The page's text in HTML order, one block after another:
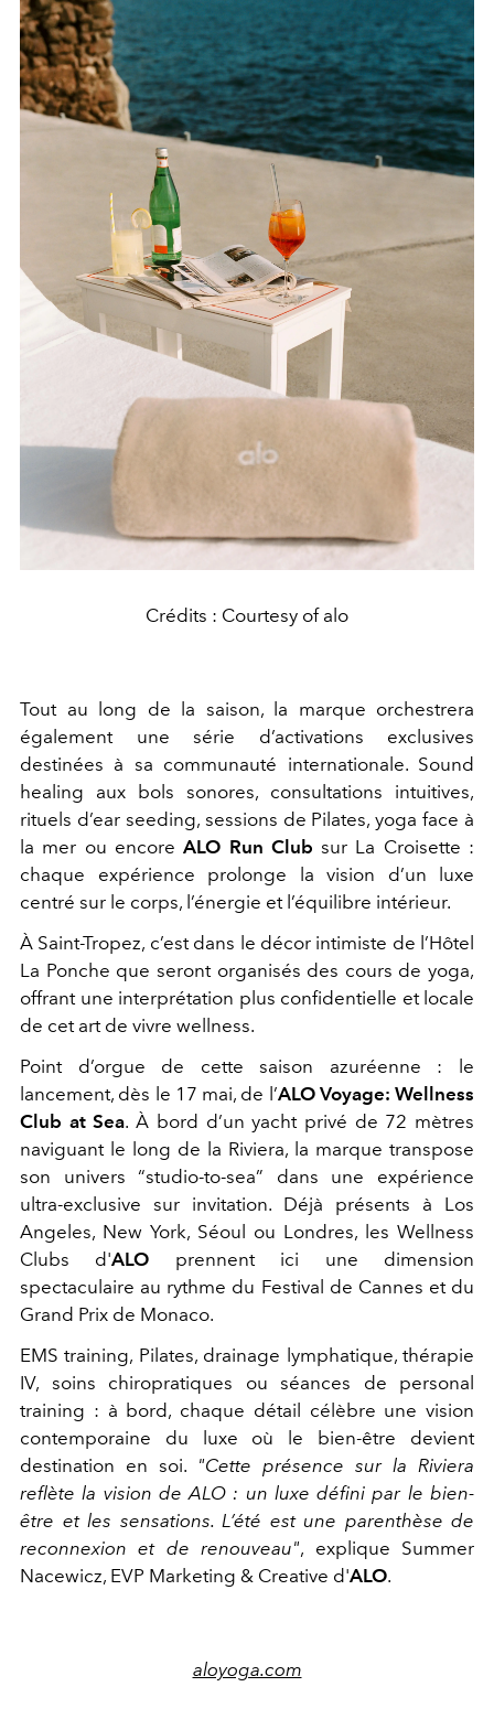
Crédits : Courtesy of alo
Tout au long de la saison, la marque orchestrera
également une série d’activations exclusives
destinées à sa communauté internationale. Sound
healing aux bols sonores, consultations intuitives,
rituels d’ear seeding, sessions de Pilates, yoga face à
la mer ou encoreALO Run Club sur La Croisette :
chaque expérience prolonge la vision d’un luxe
centré sur le corps, l’énergie et l’équilibre intérieur.
À Saint-Tropez, c’est dans le décor intimiste de l’Hôtel
La Ponche que seront organisés des cours de yoga,
offrant une interprétation plus confidentielle et locale
de cet art de vivre wellness.
Point d’orgue de cette saison azuréenne : le
lancement, dès le 17 mai, de l’ALO Voyage: Wellness
Club at Sea. À bord d’un yacht privé de 72 mètres
naviguant le long de la Riviera, la marque transpose
son univers “studio-to-sea” dans une expérience
ultra-exclusive sur invitation. Déjà présents à Los
Angeles, New York, Séoul ou Londres, les Wellness
Clubs d'ALO prennent ici une dimension
spectaculaire au rythme du Festival de Cannes et du
Grand Prix de Monaco.
EMS training, Pilates, drainage lymphatique, thérapie
IV, soins chiropratiques ou séances de personal
training : à bord, chaque détail célèbre une vision
contemporaine du luxe où le bien-être devient
destination en soi. "Cette présence sur la Riviera
reflète la vision de ALO : un luxe défini par le bien-
être et les sensations. L’été est une parenthèse de
reconnexion et de renouveau", explique Summer
Nacewicz, EVP Marketing & Creative d'ALO.
aloyoga.com